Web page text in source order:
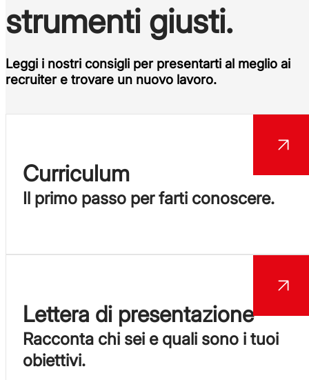
strumenti giusti.
Leggi i nostri consigli per presentarti al meglio ai
recruiter e trovare un nuovo lavoro.
Curriculum
Il primo passo per farti conoscere.
Lettera di presentazione
Racconta chi sei e quali sono i tuoi
obiettivi.